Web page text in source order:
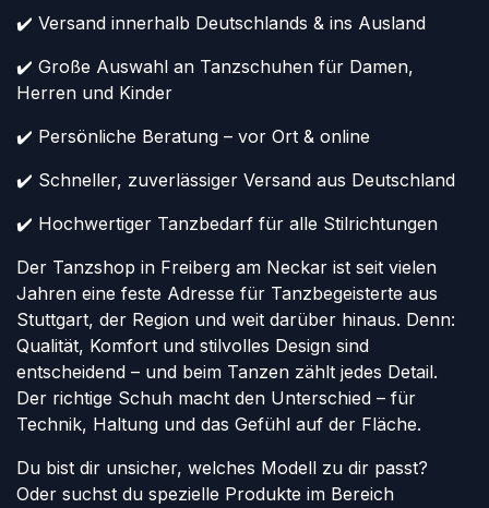
✔️ Versand innerhalb Deutschlands & ins Ausland
✔️ Große Auswahl an Tanzschuhen für Damen,
Herren und Kinder
✔️ Persönliche Beratung – vor Ort & online
✔️ Schneller, zuverlässiger Versand aus Deutschland
✔️ Hochwertiger Tanzbedarf für alle Stilrichtungen
Der Tanzshop in Freiberg am Neckar ist seit vielen
Jahren eine feste Adresse für Tanzbegeisterte aus
Stuttgart, der Region und weit darüber hinaus. Denn:
Qualität, Komfort und stilvolles Design sind
entscheidend – und beim Tanzen zählt jedes Detail.
Der richtige Schuh macht den Unterschied – für
Technik, Haltung und das Gefühl auf der Fläche.
Du bist dir unsicher, welches Modell zu dir passt?
Oder suchst du spezielle Produkte im Bereich